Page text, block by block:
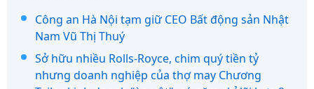
Công an Hà Nội tạm giữ CEO Bất động sản Nhật
Nam Vũ Thị Thuý
Sở hữu nhiều Rolls-Royce, chim quý tiền tỷ
nhưng doanh nghiệp của thợ may Chương